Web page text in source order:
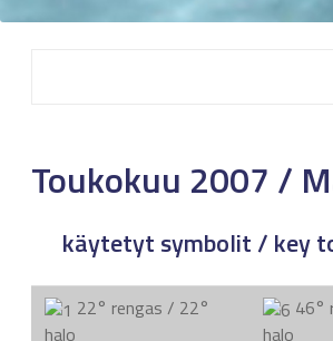
Toukokuu 2007 /
käytetyt symbolit / key
22° rengas / 22°
halo
46°
halo